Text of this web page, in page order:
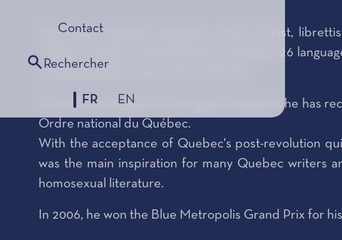
Contact
Rechercher
FR EN
Storyteller, adapter, translator, writer, lyricist,
written 26 plays, translated into more than 26
and adaptations and an opera libretto.
Six times a Canada Council grant recipient, he has
Ordre national du Québec.
With the acceptance of Quebec's post-revolution
was the main inspiration for many Quebec writers
homosexual literature.
In 2006, he won the Blue Metropolis Grand Prix for